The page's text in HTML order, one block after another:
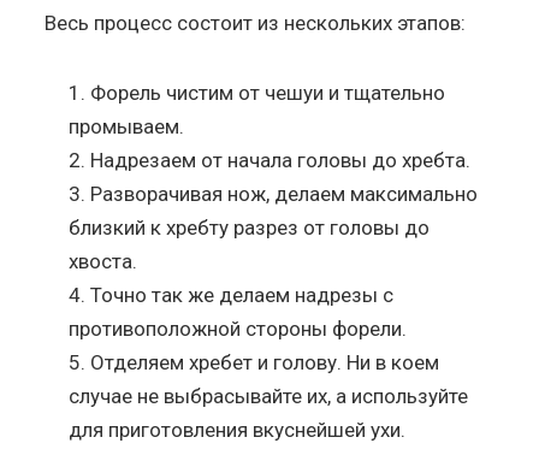
Весь процесс состоит из нескольких этапов:
Форель чистим от чешуи и тщательно
промываем.
Надрезаем от начала головы до хребта.
Разворачивая нож, делаем максимально
близкий к хребту разрез от головы до
хвоста.
Точно так же делаем надрезы с
противоположной стороны форели.
Отделяем хребет и голову. Ни в коем
случае не выбрасывайте их, а используйте
для приготовления вкуснейшей ухи.